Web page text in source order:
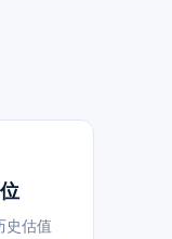
史估值